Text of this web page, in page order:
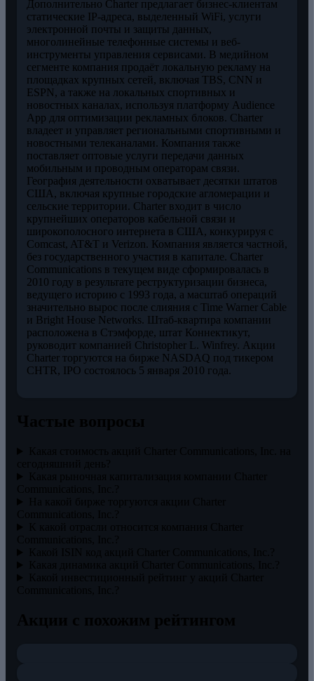
Дополнительно Charter предлагает бизнес-клиентам
статические IP-адреса, выделенный WiFi, услуги
электронной почты и защиты данных,
многолинейные телефонные системы и веб-
инструменты управления сервисами. В медийном
сегменте компания продаёт локальную рекламу на
площадках крупных сетей, включая TBS, CNN и
ESPN, а также на локальных спортивных и
новостных каналах, используя платформу Audience
App для оптимизации рекламных блоков. Charter
владеет и управляет региональными спортивными и
новостными телеканалами. Компания также
поставляет оптовые услуги передачи данных
мобильным и проводным операторам связи.
География деятельности охватывает десятки штатов
США, включая крупные городские агломерации и
сельские территории. Charter входит в число
крупнейших операторов кабельной связи и
широкополосного интернета в США, конкурируя с
Comcast, AT&T и Verizon. Компания является частной,
без государственного участия в капитале. Charter
Communications в текущем виде сформировалась в
2010 году в результате реструктуризации бизнеса,
ведущего историю с 1993 года, а масштаб операций
значительно вырос после слияния с Time Warner Cable
и Bright House Networks. Штаб-квартира компании
расположена в Стэмфорде, штат Коннектикут,
руководит компанией Christopher L. Winfrey. Акции
Charter торгуются на бирже NASDAQ под тикером
CHTR, IPO состоялось 5 января 2010 года.